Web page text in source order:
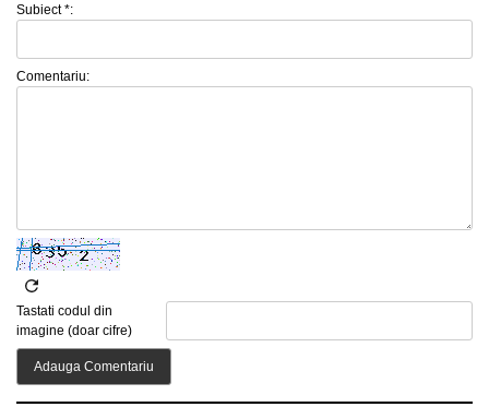
Subiect *:
Comentariu:
Tastati codul din
imagine (doar cifre)